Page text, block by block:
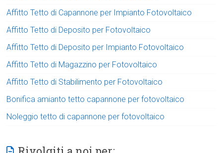
Affitto Tetto di Capannone per Impianto Fotovoltaico
Affitto Tetto di Deposito per Fotovoltaico
Affitto Tetto di Deposito per Impianto Fotovoltaico
Affitto Tetto di Magazzino per Fotovoltaico
Affitto Tetto di Stabilimento per Fotovoltaico
Bonifica amianto tetto capannone per fotovoltaico
Noleggio tetto di capannone per fotovoltaico